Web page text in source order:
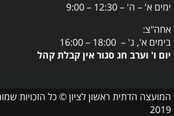
ימים א' – ה' – 12:30 – 9:00
אחה"צ:
בימים א', ג' – 18:00 – 16:00
יום ו' וערב חג סגור אין קבלת קהל
המועצה הדתית ראשון לציון © כל הזכויות
2019